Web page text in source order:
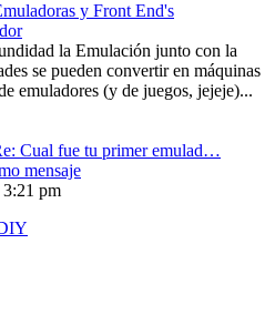
y Front End's
la Emulación junto con la
se pueden convertir en máquinas
emuladores (y de juegos, jejeje)...
Cual fue tu primer emulad…
mensaje
pm